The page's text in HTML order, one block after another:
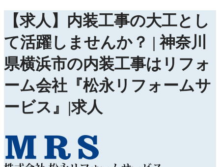
【求人】内装工事の大工とし
て活躍しませんか？ | 神奈川
県横浜市の内装工事はリフォ
ーム会社『松永リフォームサ
ービス』|求人